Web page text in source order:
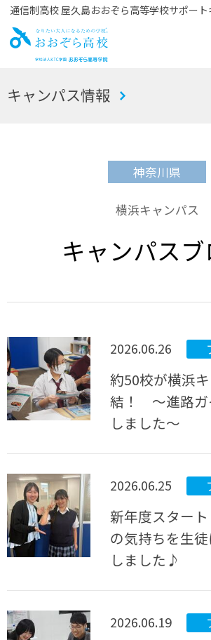
通信制高校 屋久島おおぞら高等学校サポー
お
キャンパス情報
神奈川県
横浜キャンパス
キャンパス
2026.06.26
約50校が横浜
結！ ～進路ガ
しました～
2026.06.25
新年度スター
の気持ちを生
しました♪
2026.06.19